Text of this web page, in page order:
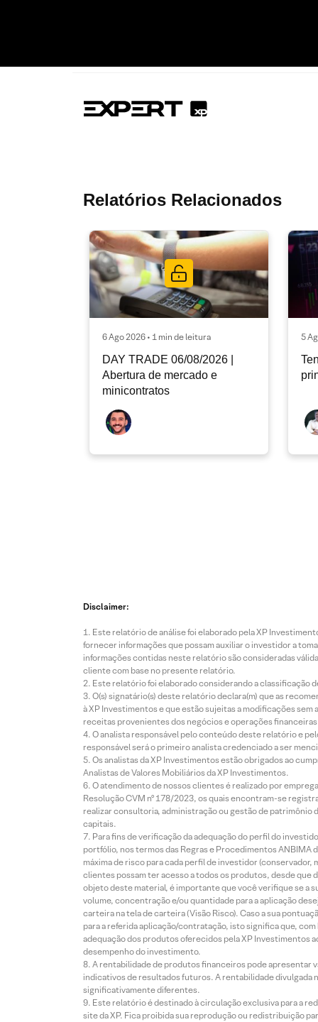
Relatórios Relacionados
6 Ago 2026 • 1 min de leitura
DAY TRADE 06/08/2026 |
Abertura de mercado e
minicontratos
5
Disclaimer:
Este relatório de análise foi elaborado pela XP
fornecer informações que possam auxiliar o investidor a
informações contidas neste relatório são consideradas
cliente com base no presente relatório.
Este relatório foi elaborado considerando a classificação
O(s) signatário(s) deste relatório declara(m) que as
à XP Investimentos e que estão sujeitas a modificações
receitas provenientes dos negócios e operações
O analista responsável pelo conteúdo deste relatório e
responsável será o primeiro analista credenciado a ser
Os analistas da XP Investimentos estão obrigados ao
Analistas de Valores Mobiliários da XP Investimentos.
O atendimento de nossos clientes é realizado por
Resolução CVM nº 178/2023, os quais encontram-se
realizar consultoria, administração ou gestão de patrimônio
capitais.
Para fins de verificação da adequação do perfil do
portfólio, nos termos das Regras e Procedimentos
máxima de risco para cada perfil de investidor
clientes possam ter acesso a todos os produtos, desde que
objeto deste material, é importante que você verifique se a
volume, concentração e/ou quantidade para a aplicação
carteira na tela de carteira (Visão Risco). Caso a sua
para a referida aplicação/contratação, isto significa que,
adequação dos produtos oferecidos pela XP Investimentos
desempenho do investimento.
A rentabilidade de produtos financeiros pode apresentar
indicativos de resultados futuros. A rentabilidade divulgada
significativamente diferentes.
Este relatório é destinado à circulação exclusiva para a
site da XP. Fica proibida sua reprodução ou redistribuição